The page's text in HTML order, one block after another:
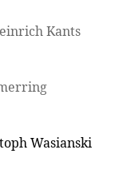
Kants
Wasianski